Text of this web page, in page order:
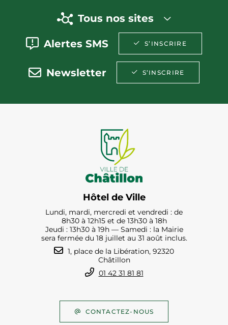
Tous nos sites
Alertes SMS S’INSCRIRE
Newsletter S’INSCRIRE
Hôtel de Ville
Lundi, mardi, mercredi et vendredi : de
8h30 à 12h15 et de 13h30 à 18h
Jeudi : 13h30 à 19h — Samedi : la Mairie
sera fermée du 18 juillet au 31 août inclus.
1, place de la Libération, 92320
Châtillon
01 42 31 81 81
CONTACTEZ-NOUS